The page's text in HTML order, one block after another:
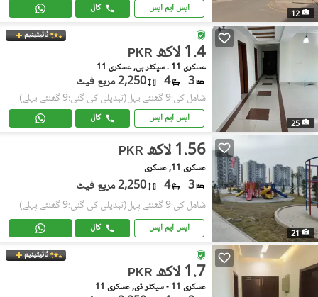
12 ایس ایم ایس کال
25
ٹائیٹینیم
PKR 1.4 لاکھ
عسکری 11 ۔ سیکٹر بی, عسکری 11
3
4 2,250 مربع فیٹ
شامل کی:9 گھنٹے پہل (تبدیلی کی گئی:9 گھنٹے پہلے)
ایس ایم ایس کال
21
PKR 1.56 لاکھ
عسکری 11, عسکری
3
4 2,250 مربع فیٹ
شامل کی:9 گھنٹے پہل (تبدیلی کی گئی:9 گھنٹے پہلے)
ایس ایم ایس کال
ٹائیٹینیم
PKR 1.7 لاکھ
عسکری 11 - سیکٹر ڈی, عسکری 11